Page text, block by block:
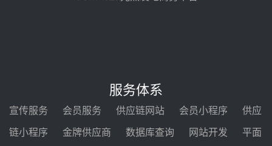
2026-2029年熔盐介质框架协议
中能建华中试研院中标重能新疆
100MW光热项目机组调试及性能
服务体系
宣传服务 会员服务 供应链网站 会员小程序
供应
链小程序
金牌供应商 数据库查询 网站开发 平面